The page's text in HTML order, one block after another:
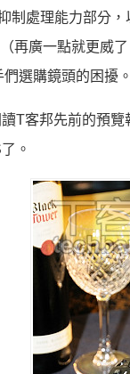
制處理能力部分
再廣一點就更威
選購鏡頭的困擾。
T客邦先前的預覽
。